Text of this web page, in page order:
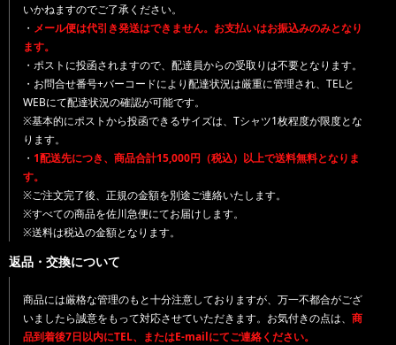
いかねますのでご了承ください。
・ メール便は代引き発送はできません。お支払いはお振込みのみとなり
ます。
・ポストに投函されますので、配達員からの受取りは不要となります。
・お問合せ番号+バーコードにより配達状況は厳重に管理され、TELと
WEBにて配達状況の確認が可能です。
※基本的にポストから投函できるサイズは、Tシャツ1枚程度が限度とな
ります。
・ 1配送先につき、商品合計15,000円（税込）以上で送料無料となりま
す。
※ご注文完了後、正規の金額を別途ご連絡いたします。
※すべての商品を佐川急便にてお届けします。
※送料は税込の金額となります。
返品・交換について
商品には厳格な管理のもと十分注意しておりますが、万一不都合がござ
いましたら誠意をもって対応させていただきます。お気付きの点は、 商
品到着後7日以内にTEL、またはE-mailにてご連絡ください。